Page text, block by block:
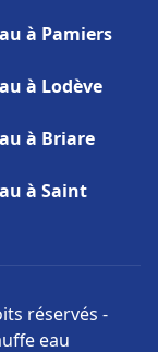
à Pamiers
à Lodève
à Briare
à Saint
réservés -
eau